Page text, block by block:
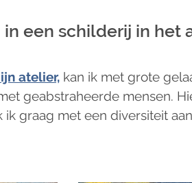
een schilderij in het
atelier, kan ik met grote
geabstraheerde mensen.
graag met een diversiteit